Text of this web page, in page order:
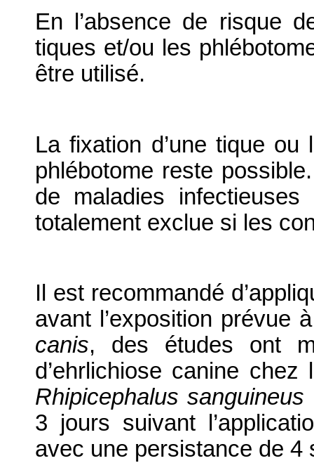
En l’absence de risque
tiques et/ou les
être utilisé.
La fixation d’une tique ou
phlébotome reste
de maladies
totalement exclue si les
Il est recommandé
avant l’exposition prévue
canis, des études ont
d’ehrlichiose canine
Rhipicephalus sanguineus
3 jours suivant
avec une persistance de 4